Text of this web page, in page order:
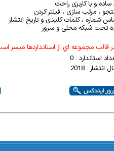
و با کاربری راحت
، مرتب سازی ، فیلتر کردن
شماره ، کلمات کلیدی و تاریخ انتشار
تحت شبکه محلی و سرور
مجموعه اي از استانداردها ميسر
استاندارد : 0
انتشار : 2018